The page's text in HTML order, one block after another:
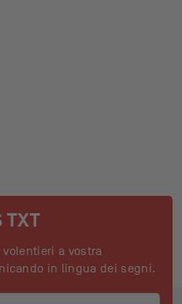
TXT
volentieri a vostra
in lingua dei segni.